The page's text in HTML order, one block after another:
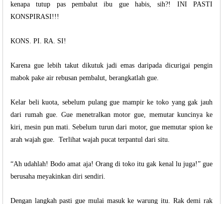
kenapa tutup pas pembalut ibu gue habis, sih?! INI PASTI
KONSPIRASI!!!
KONS. PI. RA. SI!
Karena gue lebih takut dikutuk jadi emas daripada dicurigai pengin
mabok pake air rebusan pembalut, berangkatlah gue.
Kelar beli kuota, sebelum pulang gue mampir ke toko yang gak jauh
dari rumah gue. Gue menetralkan motor gue, memutar kuncinya ke
kiri, mesin pun mati. Sebelum turun dari motor, gue memutar spion ke
arah wajah gue. Terlihat wajah pucat terpantul dari situ.
“Ah udahlah! Bodo amat aja! Orang di toko itu gak kenal lu juga!” gue
berusaha meyakinkan diri sendiri.
Dengan langkah pasti gue mulai masuk ke warung itu. Rak demi rak